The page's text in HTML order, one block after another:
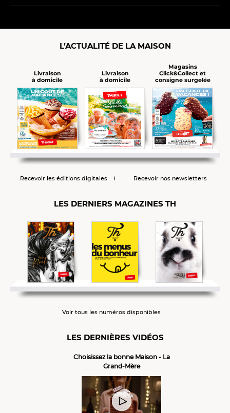
L’ACTUALITÉ DE LA MAISON
Livraison
à domicile
Livraison
à domicile
Magasins
Click&Collect et
consigne surgelée
Recevoir les éditions digitales Recevoir nos newsletters
LES DERNIERS MAGAZINES TH
Voir tous les numéros disponibles
LES DERNIÈRES VIDÉOS
Choisissez la bonne Maison - La
Grand-Mère